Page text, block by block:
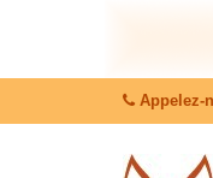
Appelez-